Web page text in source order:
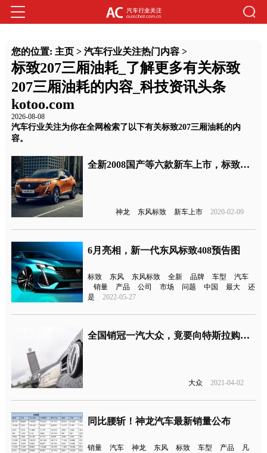
您的位置: 主页> 汽车行业关注热门内容>
标致207三厢油耗_了解更多有关标致
207三厢油耗的内容_科技资讯头条
kotoo.com
2026-08-08
汽车行业关注为你在全网检索了以下有关标致207三厢油耗的内
容。
全新2008国产等六款新车上市，标致雪铁龙还有希望吗？
神龙 东风标致 新车上市 2020-02-09
6月亮相，新一代东风标致408预告图
标致 东风 东风标致 全新 品牌 车型
汽车
销量
产品 公司 市场 问题 中国 最大
还
是
2022-05-27
全国销冠一汽大众，竟要向特斯拉购买新能源积分？
大众 2021-04-02
同比腰斩！神龙汽车最新销量公布
销量 汽车 神龙 东风 标致 车型 产品
凡